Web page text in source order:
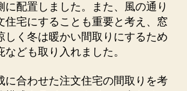
に配置しました。また、風の通り
住宅にすることも重要と考え、窓
しく冬は暖かい間取りにするため
ども取り入れました。
に合わせた注文住宅の間取りを考